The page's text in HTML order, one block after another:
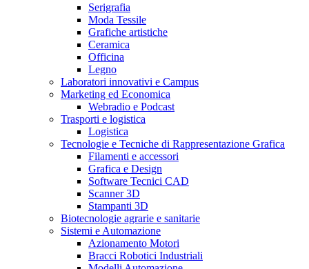
Serigrafia
Moda Tessile
Grafiche artistiche
Ceramica
Officina
Legno
Laboratori innovativi e Campus
Marketing ed Economica
Webradio e Podcast
Trasporti e logistica
Logistica
Tecnologie e Tecniche di Rappresentazione Grafica
Filamenti e accessori
Grafica e Design
Software Tecnici CAD
Scanner 3D
Stampanti 3D
Biotecnologie agrarie e sanitarie
Sistemi e Automazione
Azionamento Motori
Bracci Robotici Industriali